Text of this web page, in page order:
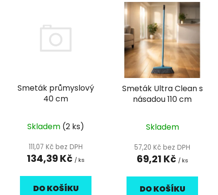
Smeták průmyslový
40 cm
Skladem (2 ks)
111,07 Kč bez DPH
134,39 Kč / ks
DO KOŠÍKU
Smeták Ultra Clean s
násadou 110 cm
Skladem
57,20 Kč bez DPH
69,21 Kč / ks
DO KOŠÍKU